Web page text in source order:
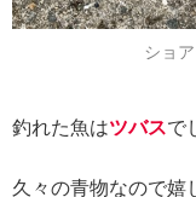
ショ
釣れた魚はツバスで
久々の青物なので嬉